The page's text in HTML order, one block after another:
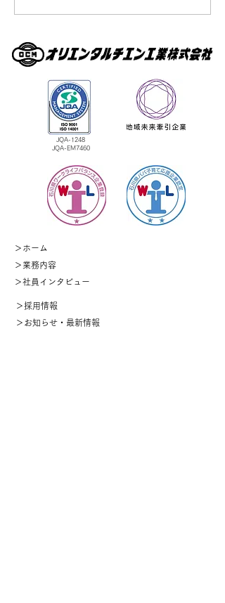
JQA-1248
​JQA-EM7460
＞ ホーム
＞業務内容
＞社員インタビュー
＞採用情報
＞お知らせ・最新情報